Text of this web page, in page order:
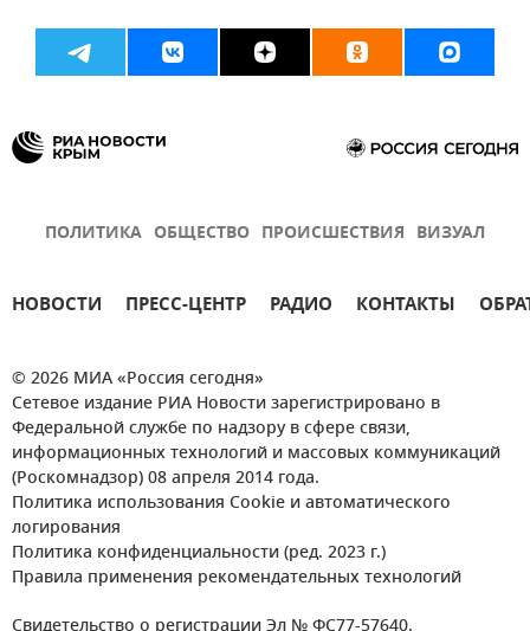
ПОЛИТИКА ОБЩЕСТВО ПРОИСШЕСТВИЯ ВИЗУАЛ
НОВОСТИ ПРЕСС-ЦЕНТР РАДИО КОНТАКТЫ
© 2026 МИА «Россия сегодня»
Сетевое издание РИА Новости зарегистрировано в
Федеральной службе по надзору в сфере связи,
информационных технологий и массовых коммуникаций
(Роскомнадзор) 08 апреля 2014 года.
Политика использования Cookie и автоматического
логирования
Политика конфиденциальности (ред. 2023 г.)
Правила применения рекомендательных технологий